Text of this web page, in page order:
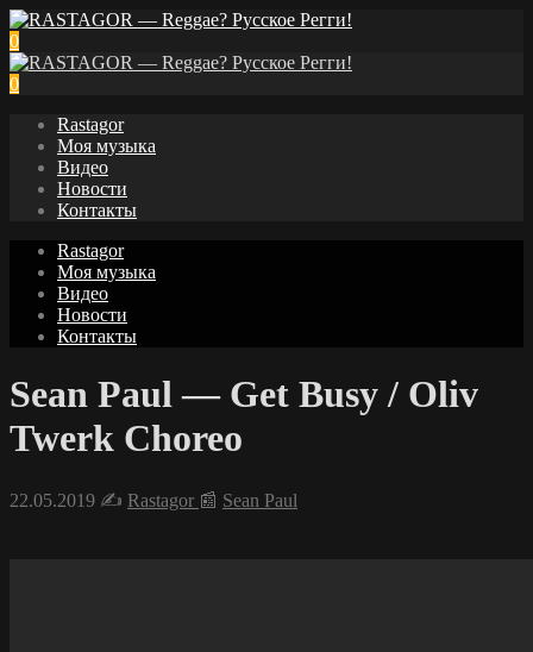
0
0
Rastagor
Моя музыка
Видео
Новости
Контакты
Rastagor
Моя музыка
Видео
Новости
Контакты
Sean Paul — Get Busy / Oliv
Twerk Choreo
22.05.2019 ✍️ Rastagor 📰 Sean Paul